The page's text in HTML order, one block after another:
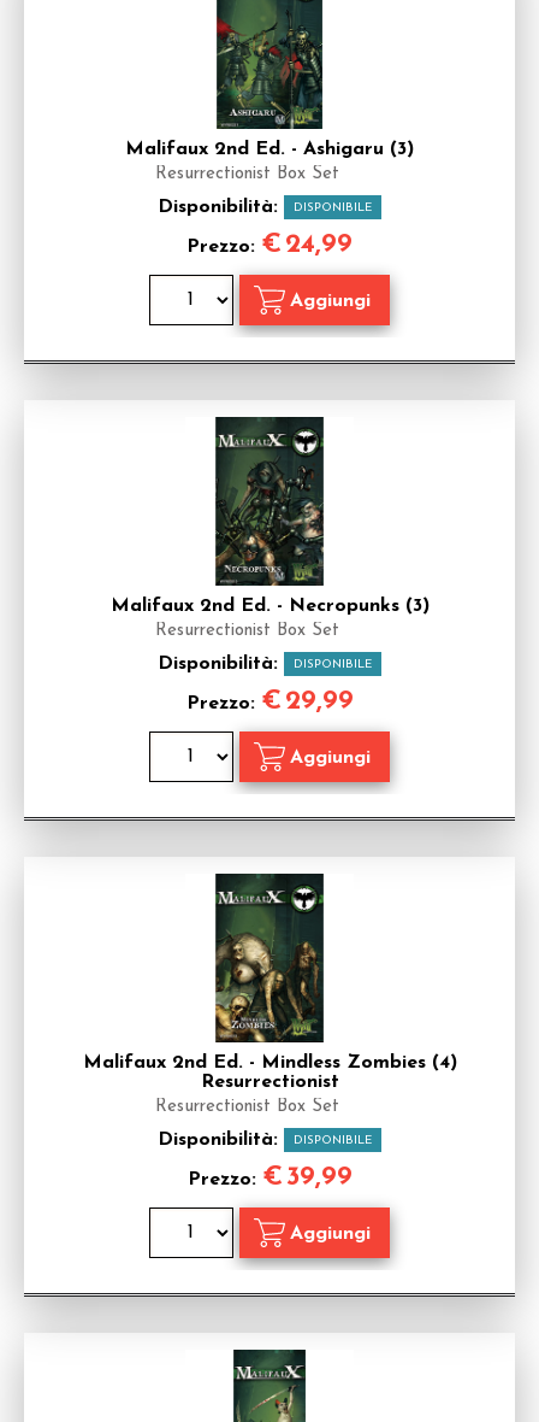
Malifaux 2nd Ed. - Ashigaru (3)
Resurrectionist Box Set
Disponibilità: DISPONIBILE
Prezzo: € 24,99
Malifaux 2nd Ed. - Necropunks (3)
Resurrectionist Box Set
Disponibilità: DISPONIBILE
Prezzo: € 29,99
Malifaux 2nd Ed. - Mindless Zombies (4)
Resurrectionist
Resurrectionist Box Set
Disponibilità: DISPONIBILE
Prezzo: € 39,99